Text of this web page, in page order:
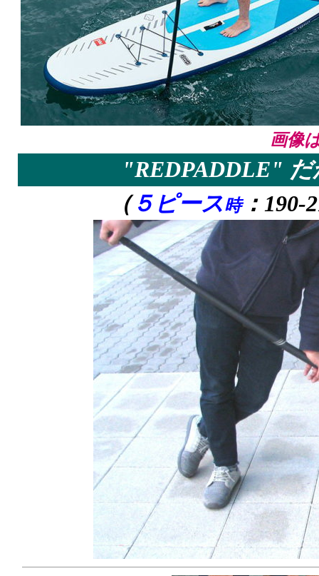
画像
"REDPADDLE"
（５ピース時：190-